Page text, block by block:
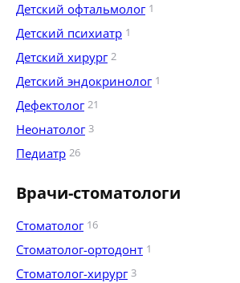
Детский офтальмолог 1
Детский психиатр 1
Детский хирург 2
Детский эндокринолог 1
Дефектолог 21
Неонатолог 3
Педиатр 26
Врачи-стоматологи
Стоматолог 16
Стоматолог-ортодонт 1
Стоматолог-хирург 3